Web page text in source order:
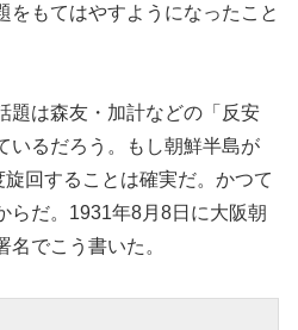
をもてはやすようになったこと
題は森友・加計などの「反安
いるだろう。もし朝鮮半島が
旋回することは確実だ。かつて
らだ。1931年8月8日に大阪朝
名でこう書いた。